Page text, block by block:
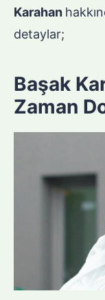
Karahan
detaylar;
Başak
Zaman